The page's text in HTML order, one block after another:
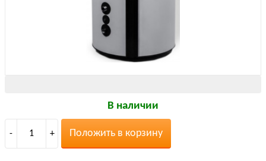
В наличии
- 1 + Положить в корзину